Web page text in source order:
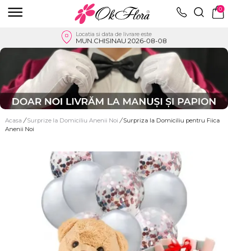
0
Locatia si data de livrare este
MUN.CHISINAU 2026-08-08
Acasa / Surprize la Domiciliu Anenii Noi / Surpriza la Domiciliu pentru Fiica
Anenii Noi